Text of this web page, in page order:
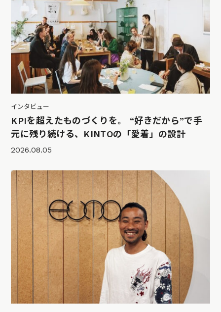
インタビュー
KPIを超えたものづくりを。 “好きだから”で手
元に残り続ける、KINTOの「愛着」の設計
2026.08.05